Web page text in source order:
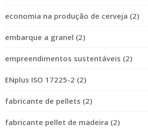
economia na produção de cerveja (2)
embarque a granel (2)
empreendimentos sustentáveis (2)
ENplus ISO 17225-2 (2)
fabricante de pellets (2)
fabricante pellet de madeira (2)